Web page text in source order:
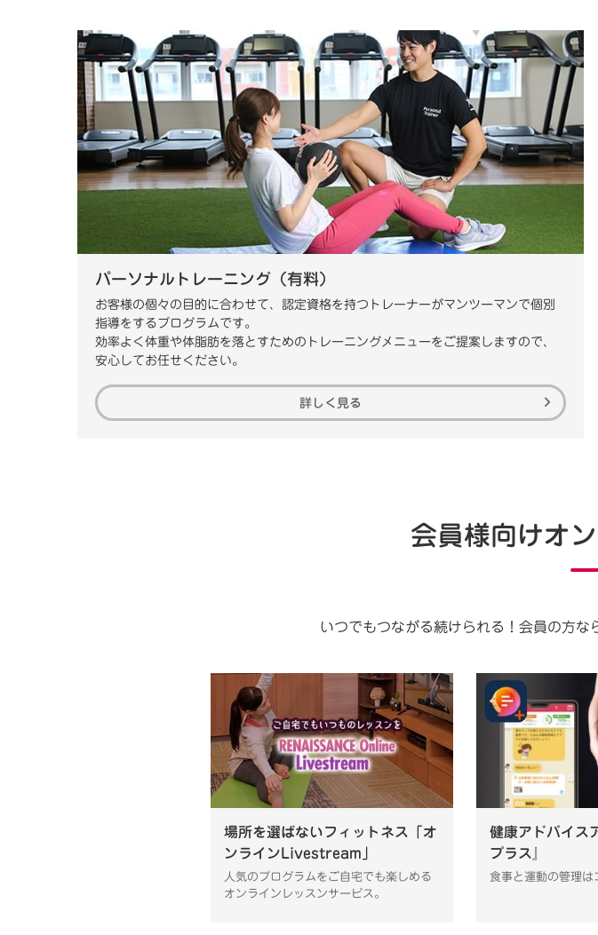
パーソナルトレーニング（有料）
お客様の個々の目的に合わせて、認定資格を持つトレーナーがマンツーマンで個別
指導をするプログラムです。
効率よく体重や体脂肪を落とすためのトレーニングメニューをご提案しますので、
安心してお任せください。
詳しく見る
会員様向けオ
いつでもつながる続けられる！会員の方な
場所を選ばないフィットネス「オ
ンラインLivestream」
人気のプログラムをご自宅でも楽しめる
オンラインレッスンサービス。
健康アドバイス
プラス』
食事と運動の管理は